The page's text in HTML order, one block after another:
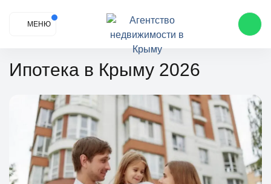
МЕНЮ
Ипотека в Крыму 2026